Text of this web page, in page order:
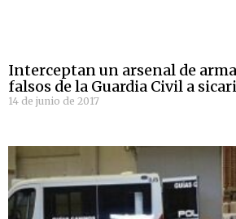
Interceptan un arsenal de
falsos de la Guardia Civil a
14 de junio de 2017